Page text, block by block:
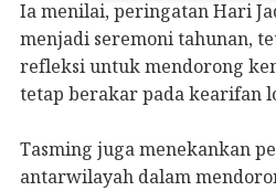
Ia menilai, peringatan Hari
menjadi seremoni tahunan,
refleksi untuk mendorong
tetap berakar pada kearifan
Tasming juga menekankan
antarwilayah dalam